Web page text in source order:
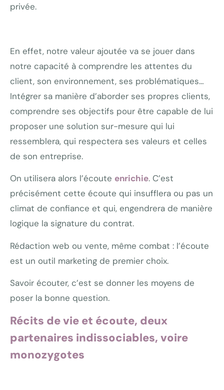
privée.
En effet, notre valeur ajoutée va se jouer dans
notre capacité à comprendre les attentes du
client, son environnement, ses problématiques…
Intégrer sa manière d’aborder ses propres clients,
comprendre ses objectifs pour être capable de lui
proposer une solution sur-mesure qui lui
ressemblera, qui respectera ses valeurs et celles
de son entreprise.
On utilisera alors l’écoute enrichie. C’est
précisément cette écoute qui insufflera ou pas un
climat de confiance et qui, engendrera de manière
logique la signature du contrat.
Rédaction web ou vente, même combat : l’écoute
est un outil marketing de premier choix.
Savoir écouter, c’est se donner les moyens de
poser la bonne question.
Récits de vie et écoute, deux
partenaires indissociables, voire
monozygotes